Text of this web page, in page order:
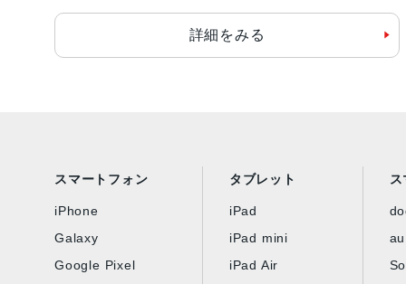
詳細をみる
スマートフォン
iPhone
Galaxy
Google Pixel
タブレット
iPad
iPad mini
iPad Air
ス
au